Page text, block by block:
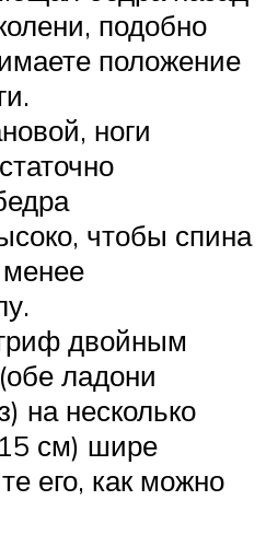
подобно
положение
ноги
чтобы спина
двойным
ладони
на несколько
см) шире
его, как можно